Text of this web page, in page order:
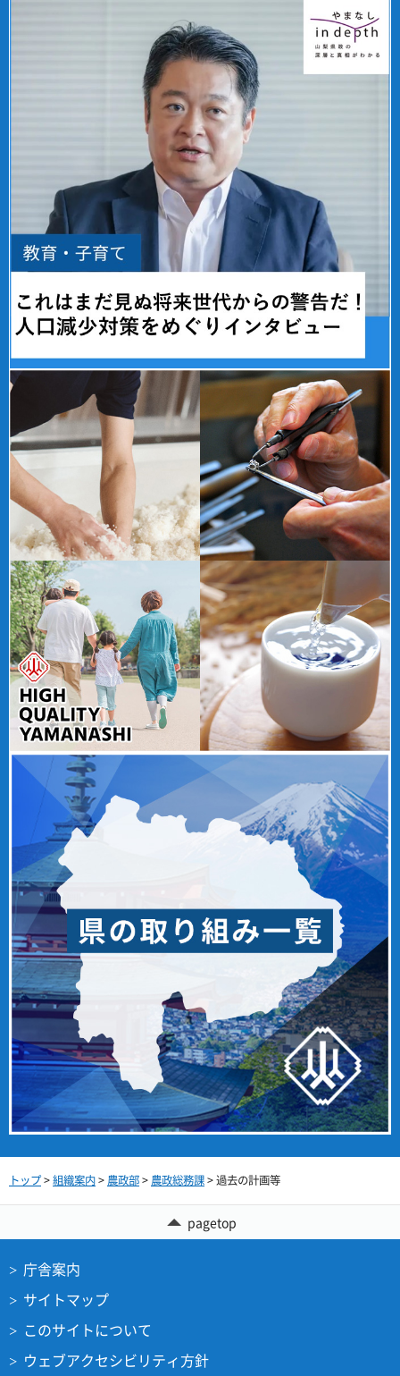
トップ>組織案内> 農政部> 農政総務課> 過去の計画等
pagetop
庁舎案内
サイトマップ
このサイトについて
ウェブアクセシビリティ方針